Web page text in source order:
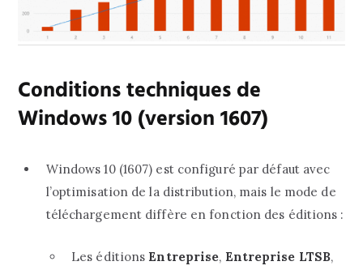
Conditions techniques de
Windows 10 (version 1607)
Windows 10 (1607) est configuré par défaut avec
l’optimisation de la distribution, mais le mode de
téléchargement diffère en fonction des éditions :
Les éditions Entreprise, Entreprise LTSB,